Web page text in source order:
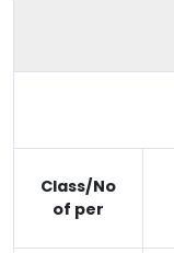
Class/No
of per